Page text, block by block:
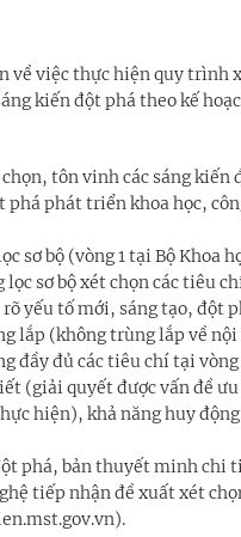
về việc thực hiện quy
kiến đột phá theo kế
tôn vinh các sáng kiến
phát triển khoa học,
sơ bộ (vòng 1 tại Bộ Khoa
sơ bộ xét chọn các tiêu
yếu tố mới, sáng tạo, đột
lắp (không trùng lắp về
đủ các tiêu chí tại
(giải quyết được vấn đề
hiện), khả năng huy
phá, bản thuyết minh
tiếp nhận đề xuất xét